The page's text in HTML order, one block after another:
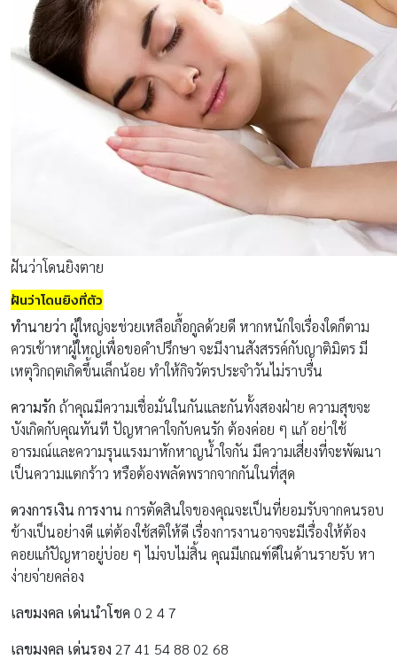
ฝันว่าโดนยิงตาย
ฝันว่าโดนยิงที่ตัว
ทำนายว่า ผู้ใหญ่จะช่วยเหลือเกื้อกูลด้วยดี หากหนักใจเรื่องใดก็ตาม
ควรเข้าหาผู้ใหญ่เพื่อขอคำปรึกษา จะมีงานสังสรรค์กับญาติมิตร มี
เหตุวิกฤตเกิดขึ้นเล็กน้อย ทำให้กิจวัตรประจำวันไม่ราบรื่น
ความรัก ถ้าคุณมีความเชื่อมั่นในกันและกันทั้งสองฝ่าย ความสุขจะ
บังเกิดกับคุณทันที ปัญหาคาใจกับคนรัก ต้องค่อย ๆ แก้ อย่าใช้
อารมณ์และความรุนแรงมาหักหาญน้ำใจกัน มีความเสี่ยงที่จะพัฒนา
เป็นความแตกร้าว หรือต้องพลัดพรากจากกันในที่สุด
ดวงการเงิน การงาน การตัดสินใจของคุณจะเป็นที่ยอมรับจากคนรอบ
ข้างเป็นอย่างดี แต่ต้องใช้สติให้ดี เรื่องการงานอาจจะมีเรื่องให้ต้อง
คอยแก้ปัญหาอยู่บ่อย ๆ ไม่จบไม่สิ้น คุณมีเกณฑ์ดีในด้านรายรับ หา
ง่ายจ่ายคล่อง
เลขมงคล เด่นนำโชค 0 2 4 7
เลขมงคล เด่นรอง 27 41 54 88 02 68